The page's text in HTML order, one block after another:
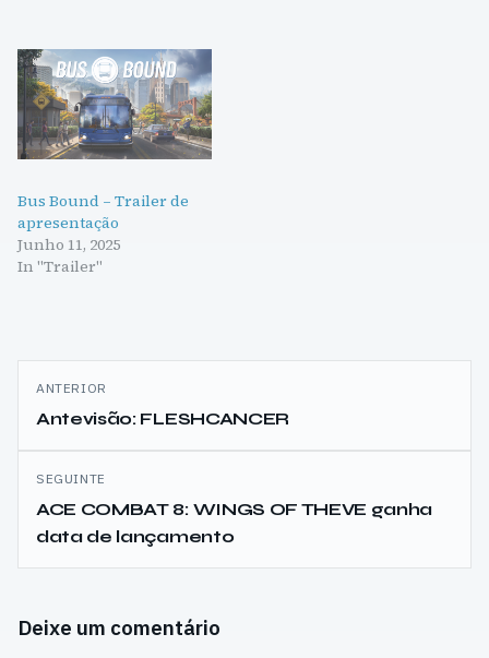
Bus Bound – Trailer de
apresentação
Junho 11, 2025
In "Trailer"
Navegação
de
artigos
ANTERIOR
Antevisão: FLESHCANCER
SEGUINTE
ACE COMBAT 8: WINGS OF THEVE ganha
data de lançamento
Deixe um comentário